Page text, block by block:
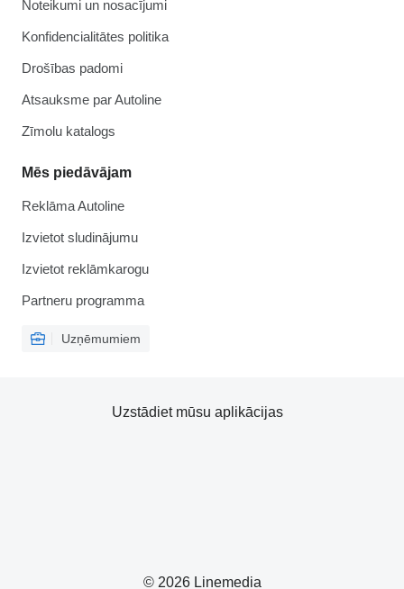
Noteikumi un nosacījumi
Konfidencialitātes politika
Drošības padomi
Atsauksme par Autoline
Zīmolu katalogs
Mēs piedāvājam
Reklāma Autoline
Izvietot sludinājumu
Izvietot reklāmkarogu
Partneru programma
Uzņēmumiem
© 2026 Linemedia
Uzstādiet mūsu aplikācijas